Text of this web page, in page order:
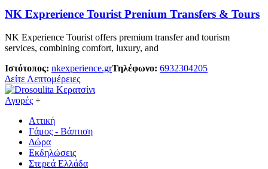
NK Exprerience Tourist Prenium Transfers & Tours
NK Experience Tourist offers premium transfer and tourism
services, combining comfort, luxury, and
Ιστότοπος: nkexperience.grΤηλέφωνο: 6932304205
Δείτε Λεπτομέρειες
Αγορές +
Αττική
Γάμος - Βάπτιση
Δώρα
Εκδηλώσεις
Στερεά Ελλάδα